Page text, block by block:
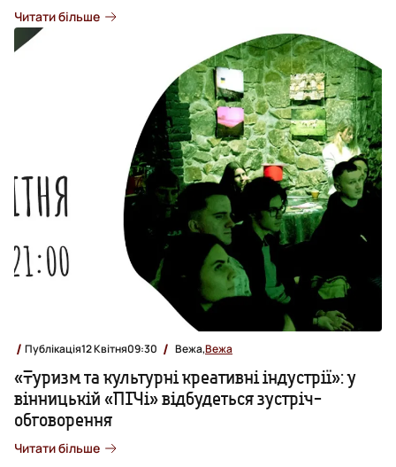
Читати більше
Публікація12 Квітня09:30 Вежа,Вежа
«Туризм та культурні креативні індустрії»: у
вінницькій «ПІЧі» відбудеться зустріч-
обговорення
Читати більше